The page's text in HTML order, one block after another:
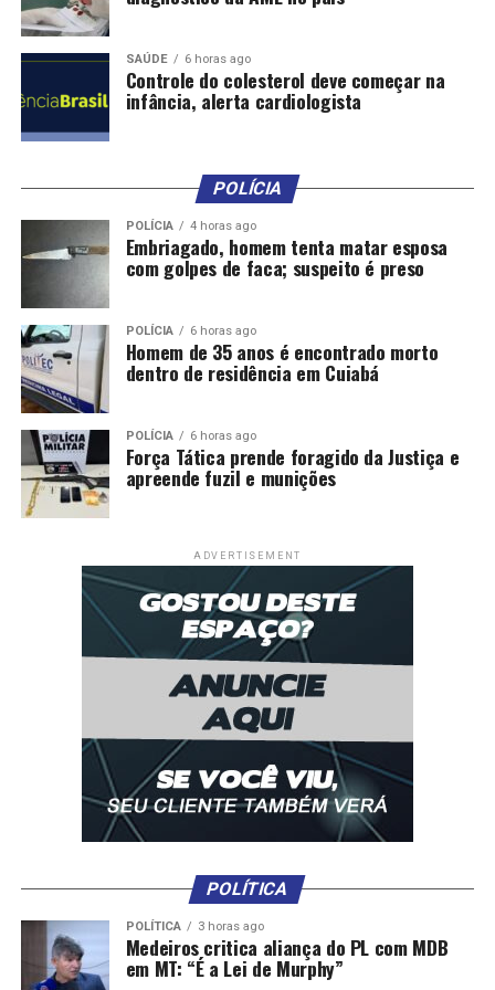
internacionais, para promover a democracia e os
direitos humanos e para promover o desenvolvimento
econômico e social’”, disse o comitê à Reuters.
E acrescentou: “No início deste outono, o comitê teve o
afirmando que seu trabalho em prol da paz, da
democracia e dos direitos humanos será lembrado por
mais 100 anos ou mais”.
*Com informações da agência Reuters.
Relacionadas
Ex-presidente dos EUA, Jimmy Carter morre aos 100
Brasileira morre em incêndio em hotel na Tailândia,
dizem autoridades
Comentários
SAÚDE 6 horas ago
Controle do colesterol deve começar na
infância, alerta cardiologista
POLÍCIA
POLÍCIA 4 horas ago
Embriagado, homem tenta matar esposa
com golpes de faca; suspeito é preso
POLÍCIA 6 horas ago
Homem de 35 anos é encontrado morto
dentro de residência em Cuiabá
POLÍCIA 6 horas ago
Força Tática prende foragido da Justiça e
apreende fuzil e munições
ADVERTISEMENT
POLÍTICA
POLÍTICA 3 horas ago
Medeiros critica aliança do PL com MDB
em MT: “É a Lei de Murphy”